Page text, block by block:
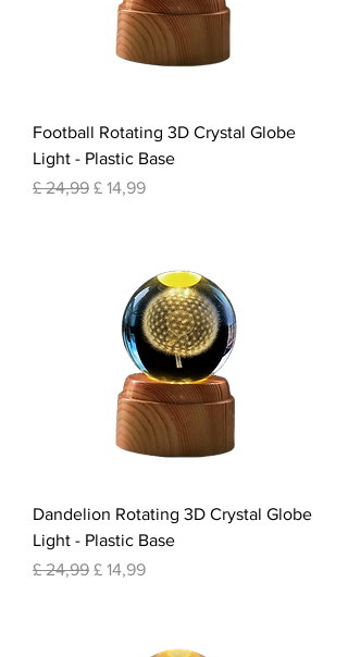
Football Rotating 3D Crystal Globe
Light - Plastic Base
Normale prijs
£ 24,99 Verkoopprijs
£ 14,99
Dandelion Rotating 3D Crystal Globe
Light - Plastic Base
Normale prijs
£ 24,99 Verkoopprijs
£ 14,99